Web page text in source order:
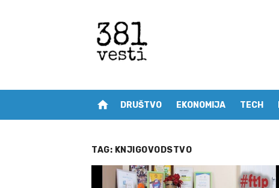
home DRUŠTVO EKONOMIJA TECH
TAG: KNJIGOVODSTVO